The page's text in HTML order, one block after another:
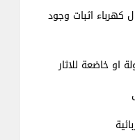
كهرباء اثبات وجود